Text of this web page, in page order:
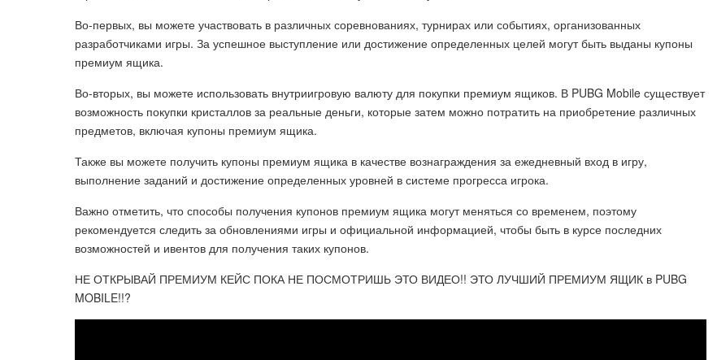
Во-первых, вы можете участвовать в различных соревнованиях, турнирах или событиях, организованных
разработчиками игры. За успешное выступление или достижение определенных целей могут быть выданы купоны
премиум ящика.
Во-вторых, вы можете использовать внутриигровую валюту для покупки премиум ящиков. В PUBG Mobile существует
возможность покупки кристаллов за реальные деньги, которые затем можно потратить на приобретение различных
предметов, включая купоны премиум ящика.
Также вы можете получить купоны премиум ящика в качестве вознаграждения за ежедневный вход в игру,
выполнение заданий и достижение определенных уровней в системе прогресса игрока.
Важно отметить, что способы получения купонов премиум ящика могут меняться со временем, поэтому
рекомендуется следить за обновлениями игры и официальной информацией, чтобы быть в курсе последних
возможностей и ивентов для получения таких купонов.
НЕ ОТКРЫВАЙ ПРЕМИУМ КЕЙС ПОКА НЕ ПОСМОТРИШЬ ЭТО ВИДЕО!! ЭТО ЛУЧШИЙ ПРЕМИУМ ЯЩИК в PUBG
MOBILE!!?